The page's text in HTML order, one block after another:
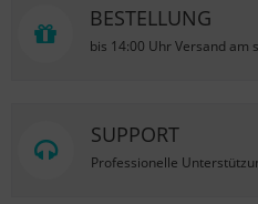
BESTELLUNG
bis 14:00 Uhr Versand am
SUPPORT
Professionelle